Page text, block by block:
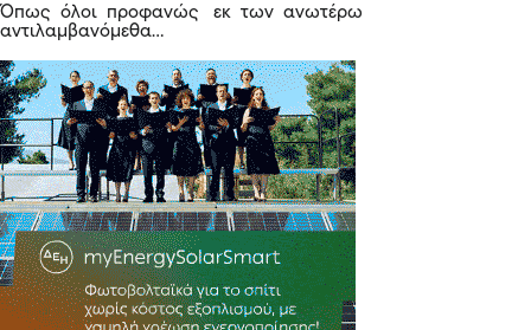
Όπως όλοι προφανώς εκ των ανωτέρω
αντιλαμβανόμεθα…